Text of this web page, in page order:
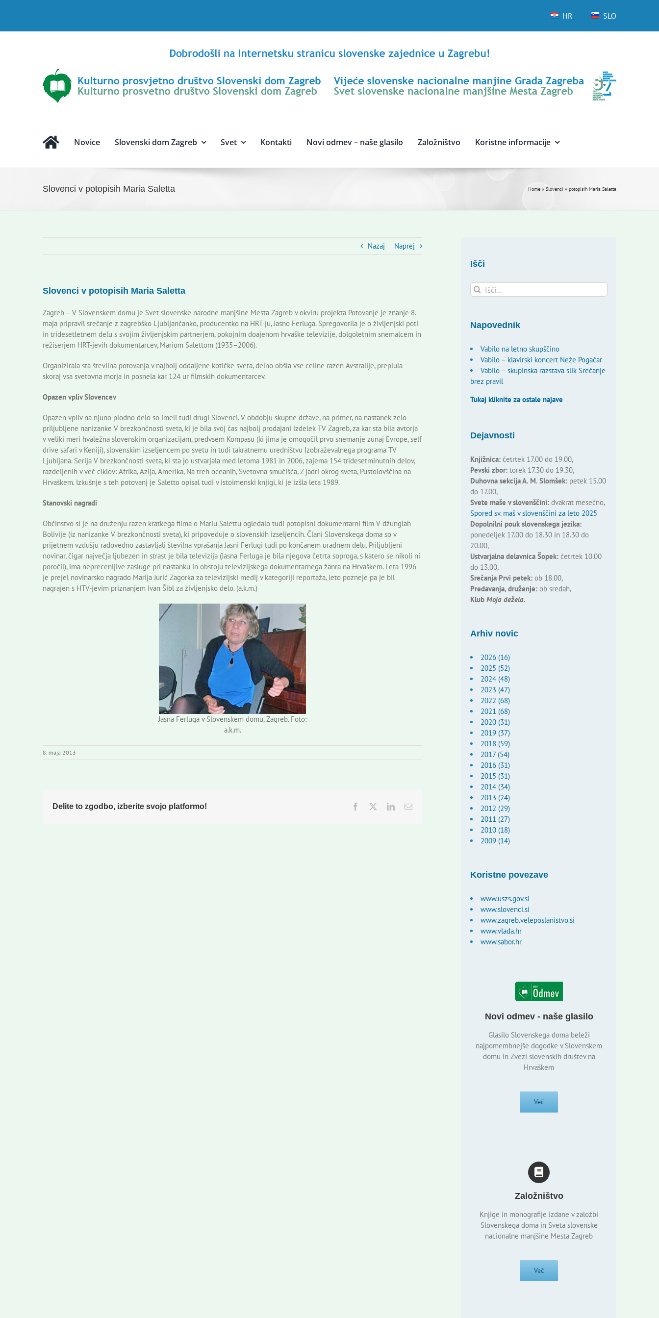
HR SLO
Novice Slovenski dom Zagreb Svet Kontakti Novi odmev – naše glasilo Založništvo Koristne informacije
Slovenci v potopisih Maria Saletta Home » Slovenci v potopisih Maria Saletta
Nazaj Naprej
Slovenci v potopisih Maria Saletta
Zagreb – V Slovenskem domu je Svet slovenske narodne manjšine Mesta Zagreb v okviru projekta Potovanje je znanje 8.
maja pripravil srečanje z zagrebško Ljubljančanko, producentko na HRT-ju, Jasno Ferluga. Spregovorila je o življenjski poti
in tridesetletnem delu s svojim življenjskim partnerjem, pokojnim doajenom hrvaške televizije, dolgoletnim snemalcem in
režiserjem HRT-jevih dokumentarcev, Mariom Salettom (1935–2006).
Organizirala sta številna potovanja v najbolj oddaljene kotičke sveta, delno obšla vse celine razen Avstralije, preplula
skoraj vsa svetovna morja in posnela kar 124 ur filmskih dokumentarcev.
Opazen vpliv Slovencev
Opazen vpliv na njuno plodno delo so imeli tudi drugi Slovenci. V obdobju skupne države, na primer, na nastanek zelo
priljubljene nanizanke V brezkončnosti sveta, ki je bila svoj čas najbolj prodajani izdelek TV Zagreb, za kar sta bila avtorja
v veliki meri hvaležna slovenskim organizacijam, predvsem Kompasu (ki jima je omogočil prvo snemanje zunaj Evrope, self
drive safari v Keniji), slovenskim izseljencem po svetu in tudi takratnemu uredništvu Izobraževalnega programa TV
Ljubljana. Serija V brezkončnosti sveta, ki sta jo ustvarjala med letoma 1981 in 2006, zajema 154 tridesetminutnih delov,
razdeljenih v več ciklov: Afrika, Azija, Amerika, Na treh oceanih, Svetovna smučišča, Z jadri okrog sveta, Pustolovščina na
Hrvaškem. Izkušnje s teh potovanj je Saletto opisal tudi v istoimenski knjigi, ki je izšla leta 1989.
Stanovski nagradi
Občinstvo si je na druženju razen kratkega filma o Mariu Salettu ogledalo tudi potopisni dokumentarni film V džunglah
Bolivije (iz nanizanke V brezkončnosti sveta), ki pripoveduje o slovenskih izseljencih. Člani Slovenskega doma so v
prijetnem vzdušju radovedno zastavljali številna vprašanja Jasni Ferlugi tudi po končanem uradnem delu. Priljubljeni
novinar, čigar največja ljubezen in strast je bila televizija (Jasna Ferluga je bila njegova četrta soproga, s katero se nikoli ni
poročil), ima neprecenljive zasluge pri nastanku in obstoju televizijskega dokumentarnega žanra na Hrvaškem. Leta 1996
je prejel novinarsko nagrado Marija Jurić Zagorka za televizijski medij v kategoriji reportaža, leto pozneje pa je bil
nagrajen s HTV-jevim priznanjem Ivan Šibl za življenjsko delo. (a.k.m.)
Jasna Ferluga v Slovenskem domu, Zagreb. Foto:
a.k.m.
8. maja 2013
Delite to zgodbo, izberite svojo platformo! Facebook
TwitterLinkedInEmail
Išči
Search
for:
Napovednik
Vabilo na letno skupščino
Vabilo – klavirski koncert Neže Pogačar
Vabilo – skupinska razstava slik Srečanje
brez pravil
Tukaj kliknite za ostale najave
Dejavnosti
Knjižnica:četrtek 17.00 do 19.00,
Pevski zbor:torek 17.30 do 19.30,
Duhovna sekcija A. M. Slomšek:petek 15.00
do 17.00,
Svete maše v slovenščini:dvakrat mesečno,
Spored sv. maš v slovenščini za leto 2025
Dopolnilni pouk slovenskega jezika:
ponedeljek 17.00 do 18.30 in 18.30 do
20.00,
Ustvarjalna delavnica Šopek:četrtek 10.00
do 13.00,
Srečanja Prvi petek:ob 18.00,
Predavanja, druženje:ob sredah,
Klub Moja dežela.
Arhiv novic
2026 (16)
2025 (52)
2024 (48)
2023 (47)
2022 (68)
2021 (68)
2020 (31)
2019 (37)
2018 (59)
2017 (54)
2016 (31)
2015 (31)
2014 (34)
2013 (24)
2012 (29)
2011 (27)
2010 (18)
2009 (14)
Koristne povezave
www.uszs.gov.si
www.slovenci.si
www.zagreb.veleposlanistvo.si
www.vlada.hr
www.sabor.hr
Novi odmev - naše glasilo
Glasilo Slovenskega doma beleži
najpomembnejše dogodke v Slovenskem
domu in Zvezi slovenskih društev na
Hrvaškem
Več
Založništvo
Knjige in monografije izdane v založbi
Slovenskega doma in Sveta slovenske
nacionalne manjšine Mesta Zagreb
Več